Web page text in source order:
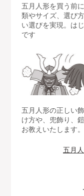
五月人形を買う前
類やサイズ、選び
い選びを実現。は
です
五月人形の正しい
け方や、兜飾り、
お教えいたします。
五月